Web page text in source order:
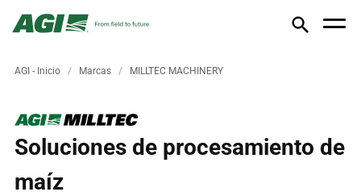
AGI - Inicio Marcas MILLTEC MACHINERY
Soluciones de procesamiento de
maíz